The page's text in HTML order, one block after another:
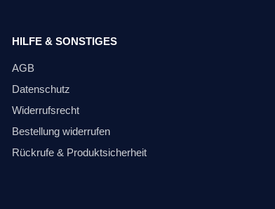
HILFE & SONSTIGES
AGB
Datenschutz
Widerrufsrecht
Bestellung widerrufen
Rückrufe & Produktsicherheit